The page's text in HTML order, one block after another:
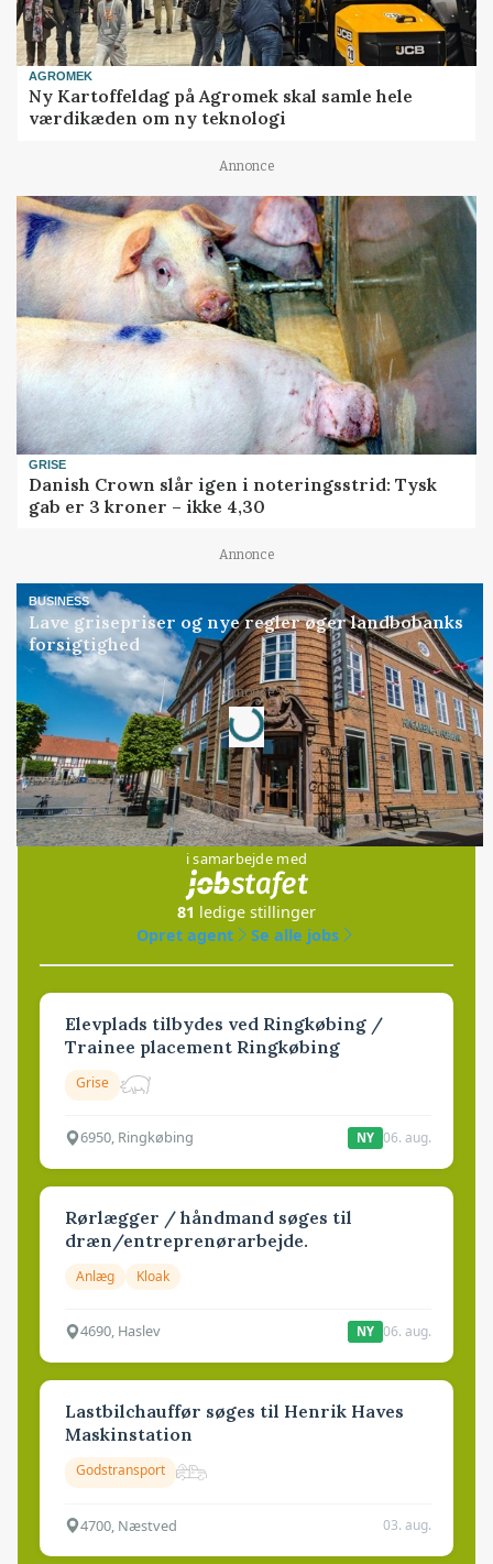
AGROMEK
Ny Kartoffeldag på Agromek skal samle hele
værdikæden om ny teknologi
Annonce
GRISE
Danish Crown slår igen i noteringsstrid: Tysk
gab er 3 kroner – ikke 4,30
Annonce
BUSINESS
Lave grisepriser og nye regler øger landbobanks
forsigtighed
Annonce
Loading...
Jobs
i samarbejde med
81 ledige stillinger
Opret agent
Se alle jobs
Elevplads tilbydes ved Ringkøbing /
Trainee placement Ringkøbing
Grise
6950, Ringkøbing NY 06. aug.
Rørlægger / håndmand søges til
dræn/entreprenørarbejde.
Anlæg Kloak
4690, Haslev NY 06. aug.
Lastbilchauffør søges til Henrik Haves
Maskinstation
Godstransport
4700, Næstved 03. aug.